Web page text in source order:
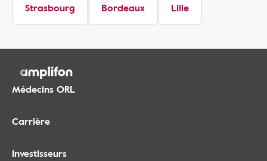
Strasbourg Bordeaux Lille
Médecins ORL
Carrière
Investisseurs